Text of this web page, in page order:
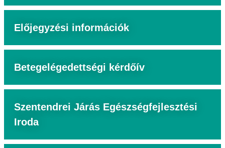
Előjegyzési információk
Betegelégedettségi kérdőív
Szentendrei Járás Egészségfejlesztési
Iroda